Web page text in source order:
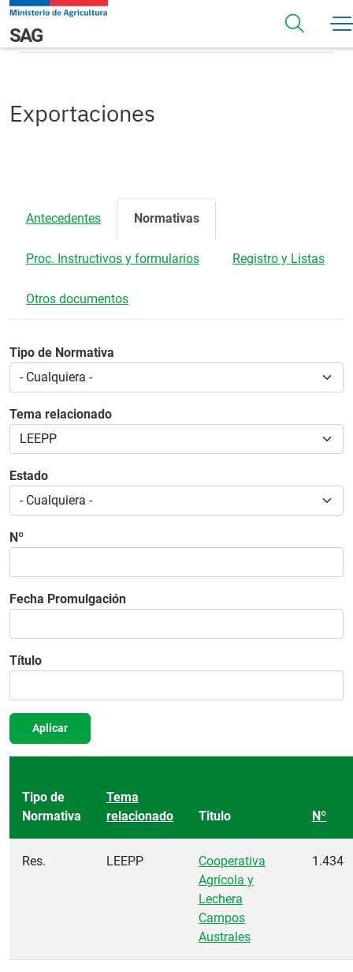
Pasar al contenido principal
Navegación principal
SAGNormativas
Exportaciones
Antecedentes Normativas
Proc. Instructivos y formularios Registro y Listas
Otros documentos
Tipo de Normativa
Tema relacionado
Estado
Nº
Fecha Promulgación
Título
Aplicar
Tipo de
Normativa
Tema
relacionado
Titulo Nº
Res. LEEPP
Cooperativa
Agrícola y
Lechera
Campos
Australes
1.434